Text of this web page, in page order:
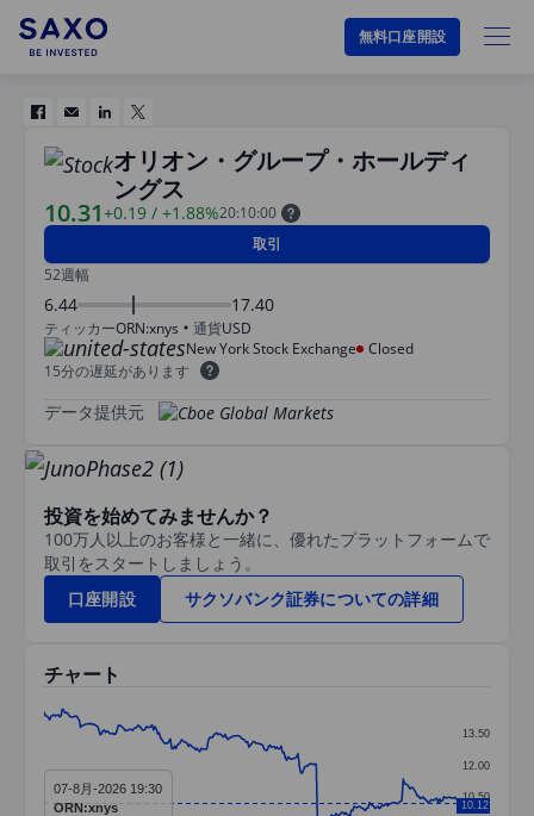
無料口座開設
オリオン・グループ・ホールディ
ングス
10.31+0.19 / +1.88%20:10:00
取引
52週幅
6.44 17.40
ティッカーORN:xnys 通貨USD
New York Stock Exchange
Closed
15分の遅延があります
データ提供元
投資を始めてみませんか？
100万人以上のお客様と一緒に、優れたプラットフォームで
取引をスタートしましょう。
口座開設
サクソバンク証券についての詳細
チャート
Line chart with 295 data points.
The chart has 1 X axis displaying categories.
10.50
12.00
13.50
10.12
07-8月-2026 19:30
ORN:xnys